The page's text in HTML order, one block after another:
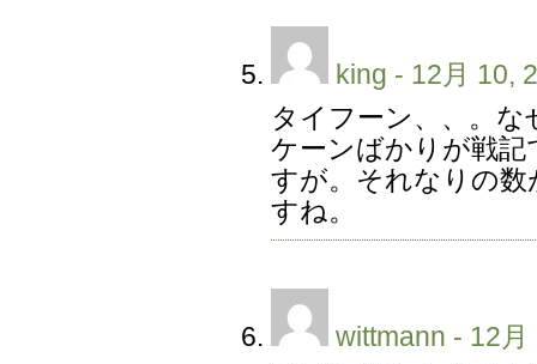
king - 12月 10,
タイフーン、、。
ケーンばかりが戦
すが。それなりの
すね。
wittmann - 12月